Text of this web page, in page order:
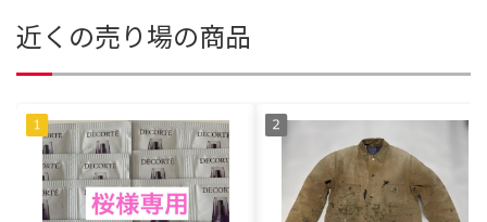
近くの売り場の商品